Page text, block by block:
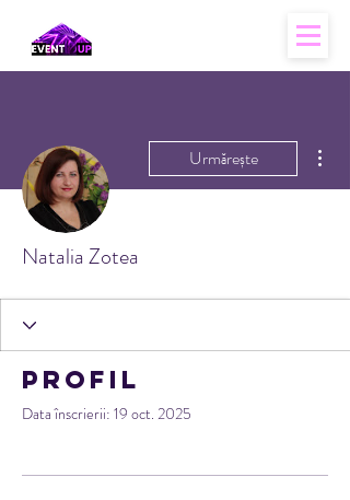
Urmărește
Natalia Zotea
Profil
Data înscrierii: 19 oct. 2025